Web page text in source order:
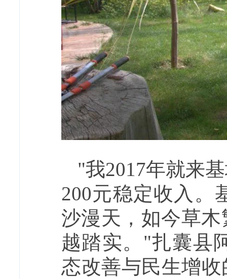
"我2017年就来
200元稳定收入。
沙漫天，如今草
越踏实。"扎囊县
态改善与民生增